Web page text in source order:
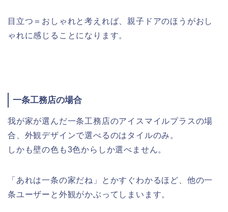
目立つ＝おしゃれと考えれば、親子ドアのほうがおし
ゃれに感じることになります。
一条工務店の場合
我が家が選んだ一条工務店のアイスマイルプラスの場
合、外観デザインで選べるのはタイルのみ。
しかも壁の色も3色からしか選べません。
「あれは一条の家だね」とかすぐわかるほど、他の一
条ユーザーと外観がかぶってしまいます。